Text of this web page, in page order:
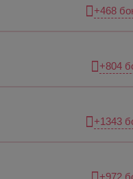
+468
+804
+1343
+972